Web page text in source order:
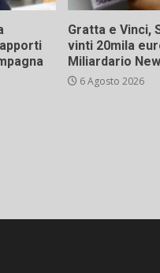
Gratta e Vinci,
vinti 20mila
Miliardario
6 Agosto 2026